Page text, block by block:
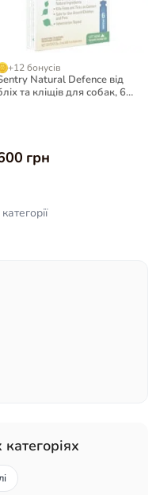
+12 бонусів
Natural Defence від
та кліщів для собак, 6
грн